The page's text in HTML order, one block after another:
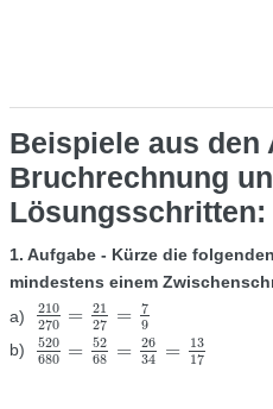
Beispiele aus den
Bruchrechnung
Lösungsschritten:
1. Aufgabe - Kürze die
mindestens einem
a)
210
270
= 21
27
= 7
9
210 270 =2127 =7
b)
520
680
= 52
68
= 26
34
=
13
17
520 680 =5268 =2634 =13